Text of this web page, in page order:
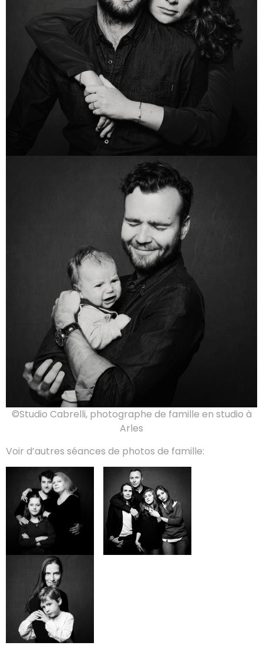
©Studio Cabrelli, photographe de famille en studio à
Arles
Voir d’autres séances de photos de famille: